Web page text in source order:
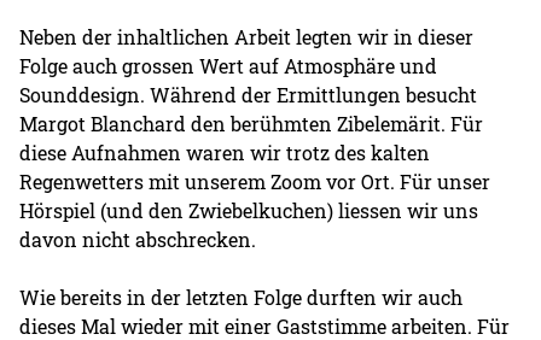
Neben der inhaltlichen Arbeit legten wir in dieser
Folge auch grossen Wert auf Atmosphäre und
Sounddesign. Während der Ermittlungen besucht
Margot Blanchard den berühmten Zibelemärit. Für
diese Aufnahmen waren wir trotz des kalten
Regenwetters mit unserem Zoom vor Ort. Für unser
Hörspiel (und den Zwiebelkuchen) liessen wir uns
davon nicht abschrecken.
Wie bereits in der letzten Folge durften wir auch
dieses Mal wieder mit einer Gaststimme arbeiten. Für